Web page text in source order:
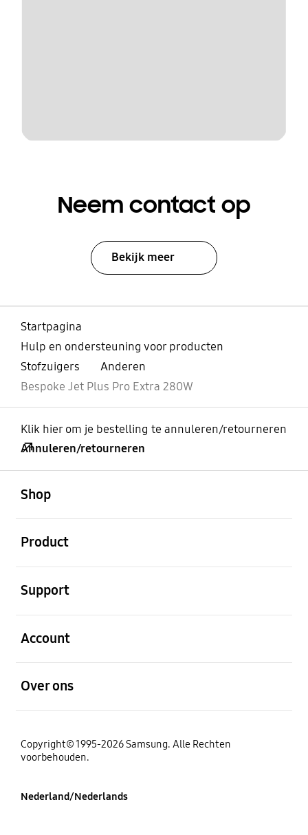
Neem contact op
Bekijk meer
Startpagina
Hulp en ondersteuning voor producten
Stofzuigers
Anderen
Bespoke Jet Plus Pro Extra 280W
Klik hier om je bestelling te annuleren/retourneren
Annuleren/retourneren
Shop
Product
Support
Account
Over ons
Copyright© 1995-2026 Samsung. Alle Rechten
voorbehouden.
Nederland/Nederlands